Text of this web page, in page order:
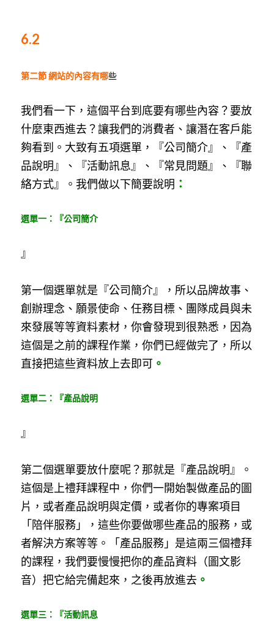
6.2
第二節 網站的內容有哪些
我們看一下，這個平台到底要有哪些內容？要放
什麼東西進去？讓我們的消費者、讓潛在客戶能
夠看到。大致有五項選單，『公司簡介』、『產
品說明』、『活動訊息』、『常見問題』、『聯
絡方式』。我們做以下簡要說明 ：
選單一：『公司簡介
』
第一個選單就是『公司簡介』，所以品牌故事、
創辦理念、願景使命、任務目標、團隊成員與未
來發展等等資料素材，你會發現到很熟悉，因為
這個是之前的課程作業，你們已經做完了，所以
直接把這些資料放上去即可 。
選單二：『產品說明
』
第二個選單要放什麼呢？那就是『產品說明』。
這個是上禮拜課程中，你們一開始製做產品的圖
片，或者產品說明與定價，或者你的專案項目
「陪伴服務」，這些你要做哪些產品的服務，或
者解決方案等等。「產品服務」是這兩三個禮拜
的課程，我們要慢慢把你的產品資料（圖文影
音）把它給完備起來，之後再放進去 。
選單三：『活動訊息